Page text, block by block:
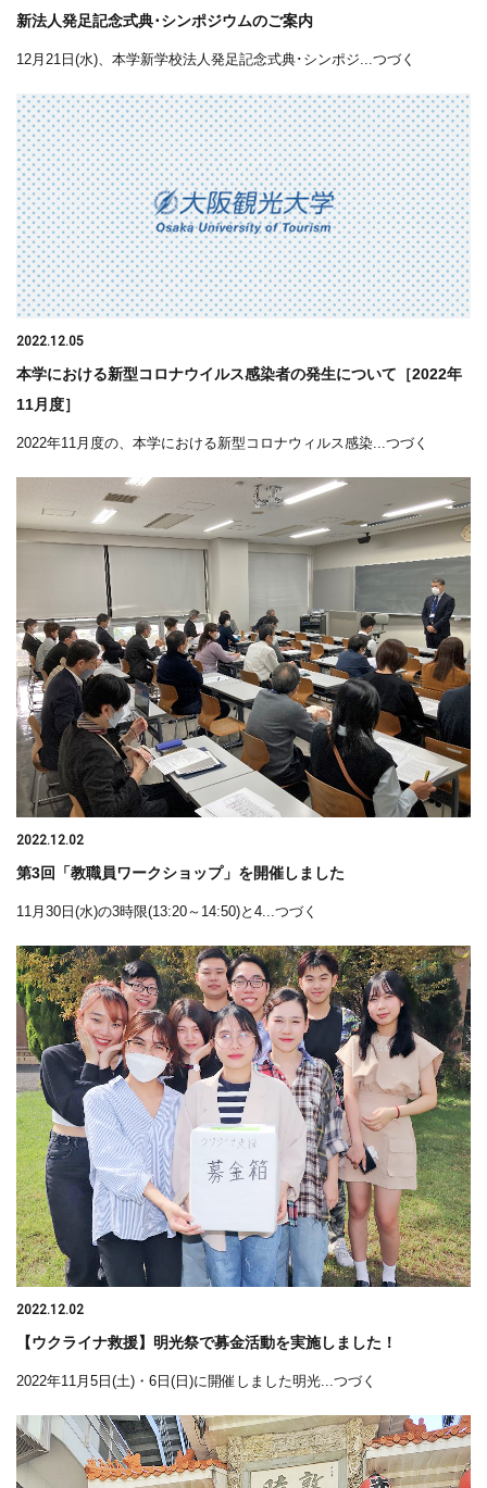
新法人発足記念式典･シンポジウムのご案内
12月21日(水)、本学新学校法人発足記念式典･シンポジ...つづく
2022.12.05
本学における新型コロナウイルス感染者の発生について［2022年
11月度］
2022年11月度の、本学における新型コロナウィルス感染...つづく
2022.12.02
第3回「教職員ワークショップ」を開催しました
11月30日(水)の3時限(13:20～14:50)と4...つづく
2022.12.02
【ウクライナ救援】明光祭で募金活動を実施しました！
2022年11月5日(土)・6日(日)に開催しました明光...つづく